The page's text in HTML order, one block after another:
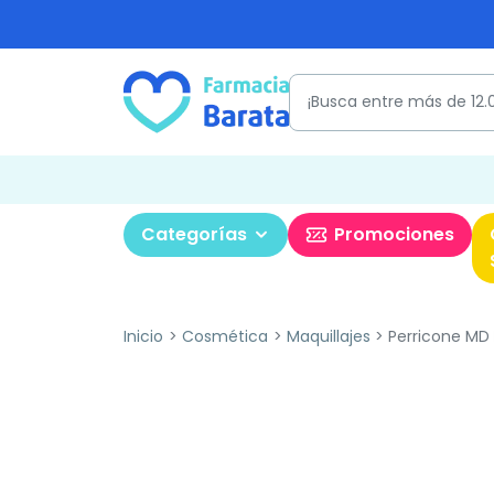
Categorías Promociones
Inicio Cosmética Maquillajes Perricone